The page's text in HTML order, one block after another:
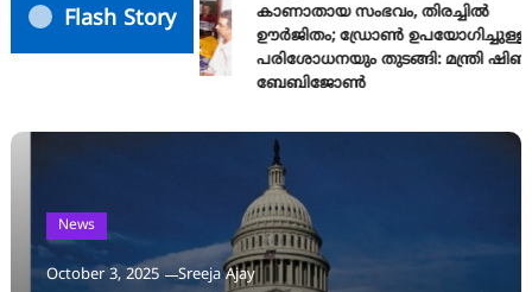
Flash Story
കാണാതായ സംഭവം, തിരച്ചിൽ
ഊർജിതം; ഡ്രോണ്‍ ഉപയോഗിച്ചുള്ള
പരിശോധനയും തുടങ്ങി: മന്ത്രി ഷിബു
ബേബിജോണ്‍
News
October 3, 2025 Sreeja Ajay